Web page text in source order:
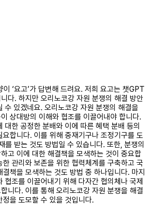
‘요고’가 답변해 드려요. 저희 요고는 챗GPT
다. 하지만 오리노코강 자원 분쟁의 해결 방안
수 있겠네요. 오리노코강 자원 분쟁의 해결을
상대방의 이해와 협조를 이끌어내야 합니다.
대한 공정한 분배와 이에 따른 혜택 분배 등의
합니다. 이를 위해 중재기구나 조정기구를 도
를 받는 것도 방법일 수 있습니다. 또한, 분쟁의
고 이에 대한 해결책을 모색하는 것이 중요합
한 관리와 보존을 위한 협력체계를 구축하고 국
책을 모색하는 것도 방법 중 하나입니다. 마지
협조를 이끌어내기 위해 다자간 협의체나 국제
니다. 이를 통해 오리노코강 자원 분쟁을 해결
을 도모할 수 있을 것입니다.